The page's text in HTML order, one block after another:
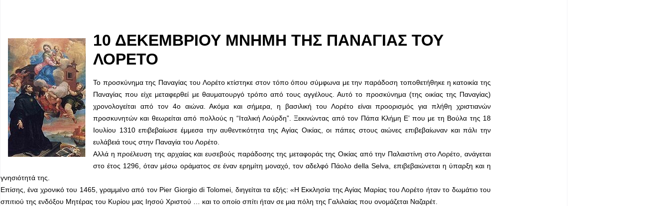
10 ΔΕΚΕΜΒΡΙΟΥ ΜΝΗΜΗ ΤΗΣ ΠΑΝΑΓΙΑΣ ΤΟΥ
ΛΟΡΕΤΟ
Το προσκύνημα της Παναγίας του Λορέτο κτίστηκε στον τόπο όπου σύμφωνα με την παράδοση τοποθετήθηκε η κατοικία της
Παναγίας που είχε μεταφερθεί με θαυματουργό τρόπο από τους αγγέλους. Αυτό το προσκύνημα (της οικίας της Παναγίας)
χρονολογείται από τον 4ο αιώνα. Ακόμα και σήμερα, η βασιλική του Λορέτο είναι προορισμός για πλήθη χριστιανών
προσκυνητών και θεωρείται από πολλούς η “Ιταλική Λούρδη”. Ξεκινώντας από τον Πάπα Κλήμη Ε’ που με τη Βούλα της 18
Ιουλίου 1310 επιβεβαίωσε έμμεσα την αυθεντικότητα της Αγίας Οικίας, οι πάπες στους αιώνες επιβεβαίωναν και πάλι την
ευλάβειά τους στην Παναγία του Λορέτο.
Αλλά η προέλευση της αρχαίας και ευσεβούς παράδοσης της μεταφοράς της Οικίας από την Παλαιστίνη στο Λορέτο, ανάγεται
στο έτος 1296, όταν μέσω οράματος σε έναν ερημίτη μοναχό, τον αδελφό Πάολο della Selva, επιβεβαιώνεται η ύπαρξη και η
γνησιότητά της.
Επίσης, ένα χρονικό του 1465, γραμμένο από τον Pier Giorgio di Tolomei, διηγείται τα εξής: «Η Εκκλησία της Αγίας Μαρίας του Λορέτο ήταν το δωμάτιο του
σπιτιού της ενδόξου Μητέρας του Κυρίου μας Ιησού Χριστού … και το οποίο σπίτι ήταν σε μια πόλη της Γαλιλαίας που ονομάζεται Ναζαρέτ.